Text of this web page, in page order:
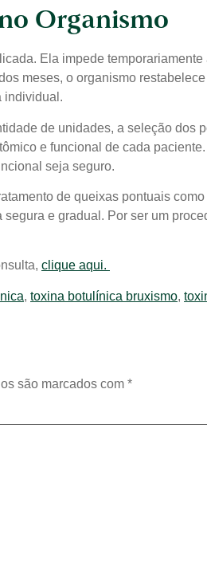
Organismo
Ela impede
meses, o organismo
individual.
de unidades, a seleção dos
e funcional de cada
seja seguro.
de queixas pontuais
e gradual. Por ser um
clique aqui.
, toxina botulínica bruxismo,
são marcados com *